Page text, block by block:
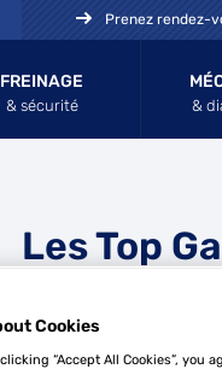
FREINAGE
& sécurité &
Prenez rendez-
Les Top
Cookies
“Accept All Cookies”, you